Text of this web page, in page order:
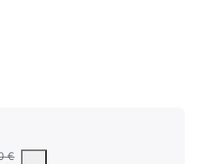
€
oder empfohlene Verkaufspreis